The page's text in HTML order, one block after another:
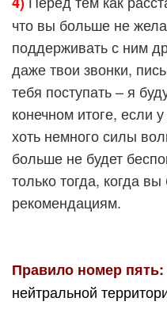
что вы больше не
поддерживать с ним
даже твои звонки,
тебя поступать – я
конечном итоге, если
хоть немного силы
больше не будет
только тогда, когда
рекомендациям.
Правило номер пять:
нейтральной